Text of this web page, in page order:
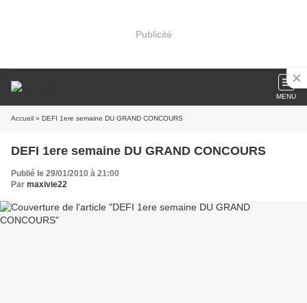
Publicité
MENU
Accueil » DEFI 1ere semaine DU GRAND CONCOURS
DEFI 1ere semaine DU GRAND CONCOURS
Publié le 29/01/2010 à 21:00
Par maxivie22